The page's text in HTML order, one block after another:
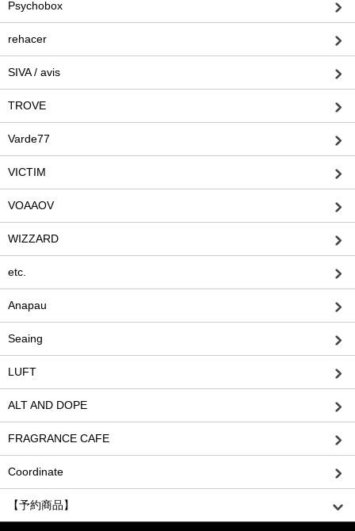
Psychobox
rehacer
SIVA / avis
TROVE
Varde77
VICTIM
VOAAOV
WIZZARD
etc.
Anapau
Seaing
LUFT
ALT AND DOPE
FRAGRANCE CAFE
Coordinate
【予約商品】